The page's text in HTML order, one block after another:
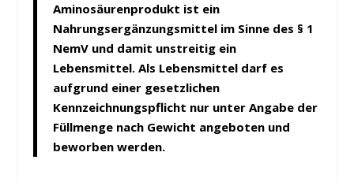
Aminosäurenprodukt ist ein
Nahrungsergänzungsmittel im Sinne des § 1
NemV und damit unstreitig ein
Lebensmittel. Als Lebensmittel darf es
aufgrund einer gesetzlichen
Kennzeichnungspflicht nur unter Angabe der
Füllmenge nach Gewicht angeboten und
beworben werden.